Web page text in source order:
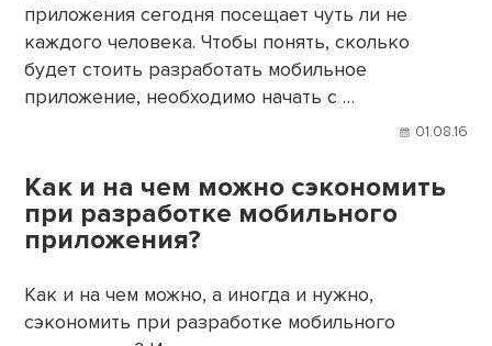
приложения сегодня посещает чуть ли не
каждого человека. Чтобы понять, сколько
будет стоить разработать мобильное
приложение, необходимо начать с …
01.08.16
Как и на чем можно сэкономить
при разработке мобильного
приложения?
Как и на чем можно, а иногда и нужно,
сэкономить при разработке мобильного